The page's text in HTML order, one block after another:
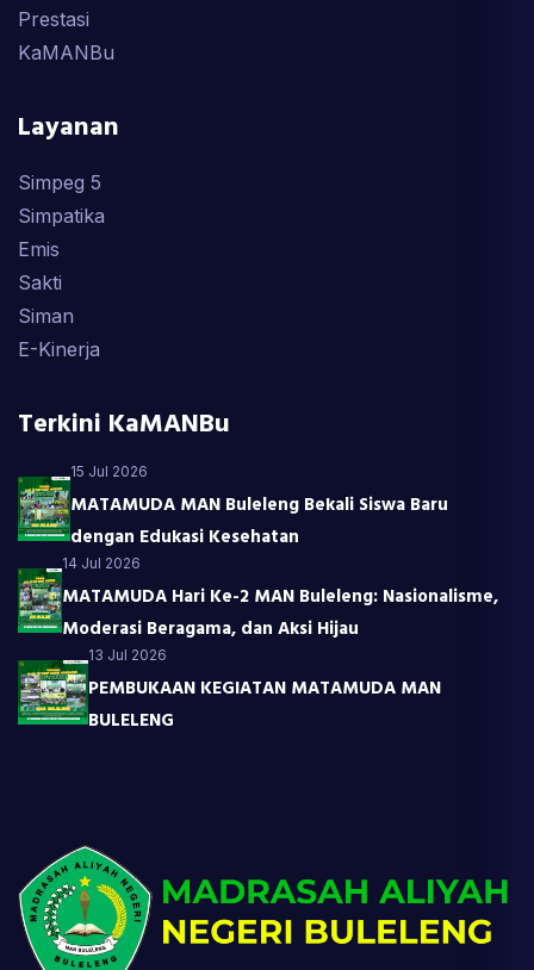
Prestasi
KaMANBu
Layanan
Simpeg 5
Simpatika
Emis
Sakti
Siman
E-Kinerja
Terkini KaMANBu
15 Jul 2026
MATAMUDA MAN Buleleng Bekali Siswa Baru
dengan Edukasi Kesehatan
14 Jul 2026
MATAMUDA Hari Ke-2 MAN Buleleng: Nasionalisme,
Moderasi Beragama, dan Aksi Hijau
13 Jul 2026
PEMBUKAAN KEGIATAN MATAMUDA MAN
BULELENG